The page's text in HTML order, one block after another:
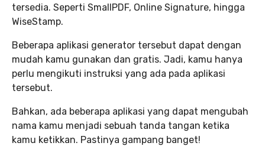
tersedia. Seperti SmallPDF, Online Signature, hingga
WiseStamp.
Beberapa aplikasi generator tersebut dapat dengan
mudah kamu gunakan dan gratis. Jadi, kamu hanya
perlu mengikuti instruksi yang ada pada aplikasi
tersebut.
Bahkan, ada beberapa aplikasi yang dapat mengubah
nama kamu menjadi sebuah tanda tangan ketika
kamu ketikkan. Pastinya gampang banget!